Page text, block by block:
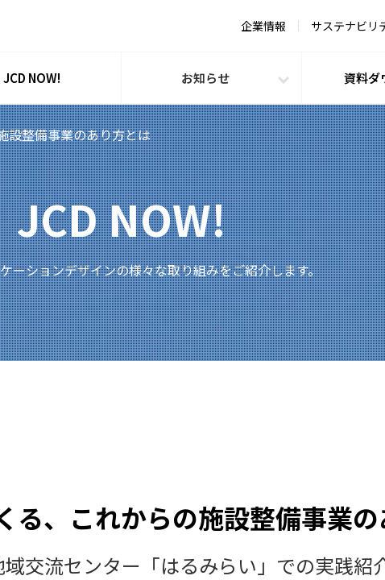
企業情報 サステナビリ
JCD NOW! お知らせ 資料ダ
設整備事業のあり方とは
JCD NOW!
ーションデザインの様々な取り組みをご紹介します。
る、これからの施設整備事業
交流センター「はるみらい」での実践紹